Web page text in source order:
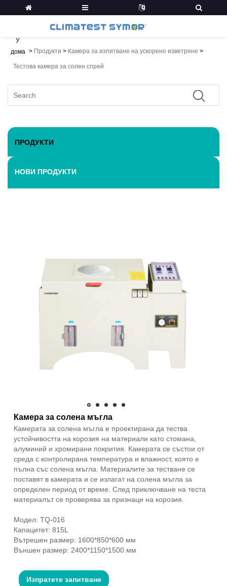
У
дома > Продукти > Камера за изпитване на ускорено изветряне >
Тестова камера за солен спрей
ПРОДУКТИ
НОВИ ПРОДУКТИ
Камера за солена мъгла
Камерата за солена мъгла е проектирана да тества
устойчивостта на корозия на материали като стомана,
алуминий и хромирани покрития. Камерата се състои от
среда с контролирана температура и влажност, която е
пълна със солена мъгла. Материалите за тестване се
поставят в камерата и се излагат на солена мъгла за
определен период от време. След приключване на теста
материалът се проверява за признаци на корозия.
Модел: TQ-016
Капацитет: 815L
Вътрешен размер: 1600*850*600 мм
Външен размер: 2400*1150*1500 мм
Изпратете запитване